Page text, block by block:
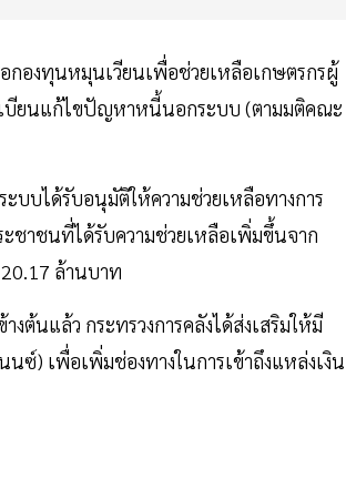
กองทุนหมุนเวียนเพื่อช่วยเหลือเกษตรกรผู้
บียนแก้ไขปัญหาหนี้นอกระบบ (ตามมติคณะ
บได้รับอนุมัติให้ความช่วยเหลือทางการ
ชาชนที่ได้รับความช่วยเหลือเพิ่มขึ้นจาก
ล้านบาท
ต้นแล้ว กระทรวงการคลังได้ส่งเสริมให้มี
ซ์) เพื่อเพิ่มช่องทางในการเข้าถึงแหล่งเงิน